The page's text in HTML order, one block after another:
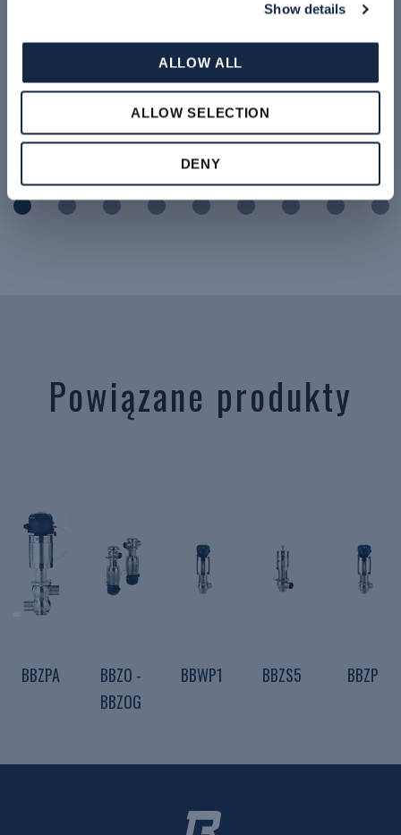
Show details
ALLOW ALL
ALLOW SELECTION
DENY
ZAWORY MIX-PROOF ZAWORY GRZYBOWE
Powiązane produkty
BBZPA
BBZO -
BBZOG
BBWP1 BBZS5 BBZP